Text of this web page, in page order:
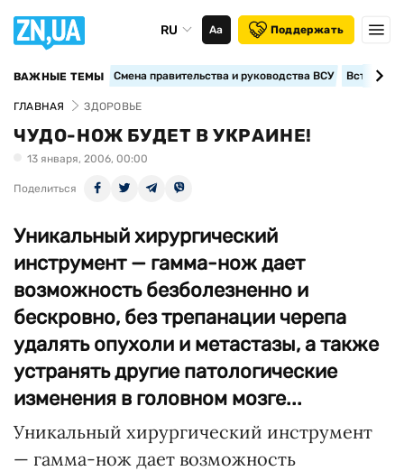
RU Аа Поддержать
ВАЖНЫЕ ТЕМЫ Смена правительства и руководства ВСУ
ГЛАВНАЯ ЗДОРОВЬЕ
ЧУДО-НОЖ БУДЕТ В УКРАИНЕ!
13 января, 2006, 00:00
Поделиться
Уникальный хирургический
инструмент — гамма-нож дает
возможность безболезненно и
бескровно, без трепанации черепа
удалять опухоли и метастазы, а также
устранять другие патологические
изменения в головном мозге...
Уникальный хирургический инструмент
— гамма-нож дает возможность